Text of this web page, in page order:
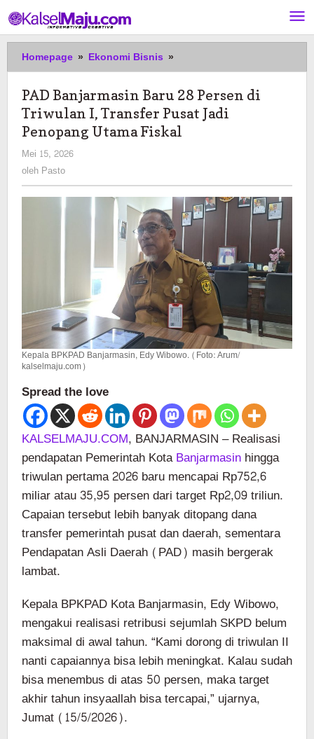
ke
konten
Homepage » Ekonomi Bisnis »
Banjarmasin
Baru
28
Persen
di
Pusat
Jadi
Penopang
Utama
Fiskal
PAD Banjarmasin Baru 28 Persen di
Triwulan I, Transfer Pusat Jadi
Penopang Utama Fiskal
Mei 15, 2026
oleh Pasto
Kepala BPKPAD Banjarmasin, Edy Wibowo. (Foto: Arum/
kalselmaju.com)
Spread the love
KALSELMAJU.COM, BANJARMASIN – Realisasi
pendapatan Pemerintah KotaBanjarmasinhingga
triwulan pertama 2026 baru mencapai Rp752,6
miliar atau 35,95 persen dari target Rp2,09 triliun.
Capaian tersebut lebih banyak ditopang dana
transfer pemerintah pusat dan daerah, sementara
Pendapatan Asli Daerah (PAD) masih bergerak
lambat.
Kepala BPKPAD Kota Banjarmasin, Edy Wibowo,
mengakui realisasi retribusi sejumlah SKPD belum
maksimal di awal tahun. “Kami dorong di triwulan II
nanti capaiannya bisa lebih meningkat. Kalau sudah
bisa menembus di atas 50 persen, maka target
akhir tahun insyaallah bisa tercapai,” ujarnya,
Jumat (15/5/2026).